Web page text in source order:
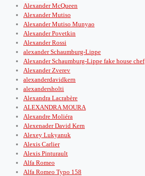
Alexander McQueen
Alexander Mutiso
Alexander Mutiso Munyao
Alexander Povetkin
Alexander Rossi
alexander Schaumburg-Lippe
Alexander Schaumburg-Lippe fake house chef
Alexander Zverev
alexanderdavidkern
alexandersholti
Alexandra Lacrabère
ALEXANDRA MOURA
Alexandre Moliéra
Alexenader David Kern
Alexey Lukyanuk
Alexis Carlier
Alexis Pinturault
Alfa Romeo
Alfa Romeo Typo 158